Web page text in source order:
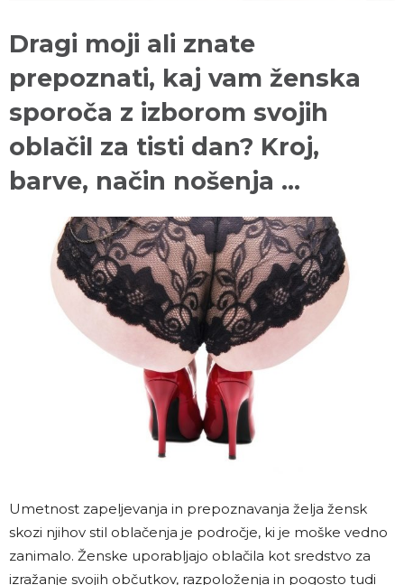
Dragi moji ali znate
prepoznati, kaj vam ženska
sporoča z izborom svojih
oblačil za tisti dan? Kroj,
barve, način nošenja …
Umetnost zapeljevanja in prepoznavanja želja žensk
skozi njihov stil oblačenja je področje, ki je moške vedno
zanimalo. Ženske uporabljajo oblačila kot sredstvo za
izražanje svojih občutkov, razpoloženja in pogosto tudi